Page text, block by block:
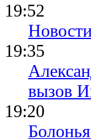
19:52
19:35
вызов
19:20